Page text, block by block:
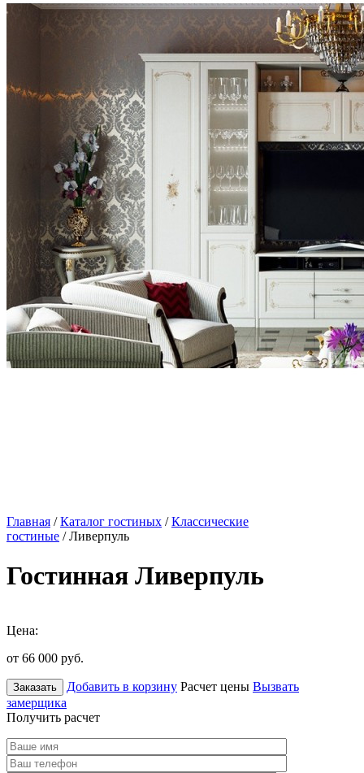
Главная /Каталог гостиных /Классические
гостиные / Ливерпуль
Гостинная Ливерпуль
Цена:
от 66 000 руб.
Заказать Добавить в корзину Расчет цены Вызвать
замерщика
Получить расчет